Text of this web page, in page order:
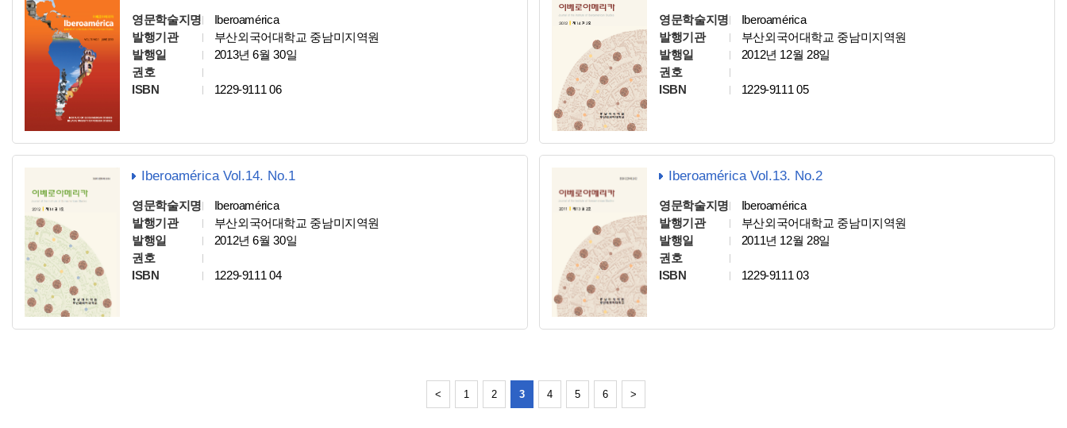
영문학술지명
Iberoamérica
발행기관
부산외국어대학교 중남미지역원
발행일
2013년 6월 30일
권호
ISBN
1229-9111 06
영문학술지명
Iberoamérica
발행기관
부산외국어대학교 중남미지역원
발행일
2012년 12월 28일
권호
ISBN
1229-9111 05
Iberoamérica Vol.14. No.1
영문학술지명
Iberoamérica
발행기관
부산외국어대학교 중남미지역원
발행일
2012년 6월 30일
권호
ISBN
1229-9111 04
Iberoamérica Vol.13. No.2
영문학술지명
Iberoamérica
발행기관
부산외국어대학교 중남미지역원
발행일
2011년 12월 28일
권호
ISBN
1229-9111 03
< 1 2 3 4 5 6 >